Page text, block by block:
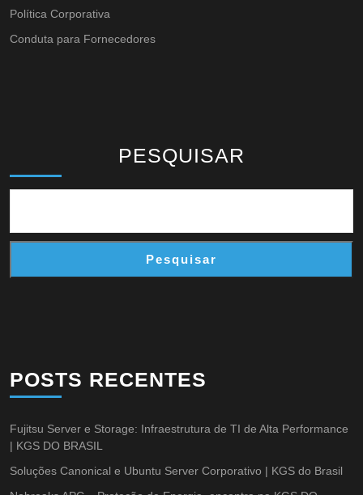
Política Corporativa
Conduta para Fornecedores
PESQUISAR
Pesquisar
POSTS RECENTES
Fujitsu Server e Storage: Infraestrutura de TI de Alta Performance
| KGS DO BRASIL
Soluções Canonical e Ubuntu Server Corporativo | KGS do Brasil